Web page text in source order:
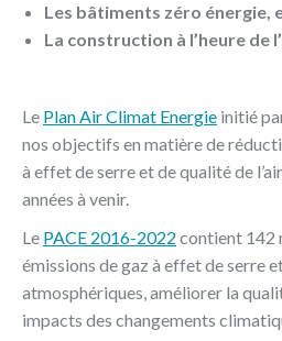
Les bâtiments zéro énergie,
La construction à l’heure de
Le Plan Air Climat Energie initié
nos objectifs en matière de
à effet de serre et de qualité de
années à venir.
Le PACE 2016-2022 contient 142
émissions de gaz à effet de serre
atmosphériques, améliorer la
impacts des changements